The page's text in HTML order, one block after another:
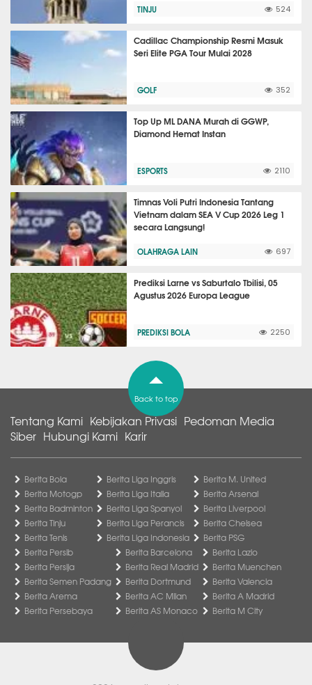
TINJU 524
Cadillac Championship Resmi Masuk
Seri Elite PGA Tour Mulai 2028
GOLF 352
Top Up ML DANA Murah di GGWP,
Diamond Hemat Instan
ESPORTS 2110
Timnas Voli Putri Indonesia Tantang
Vietnam dalam SEA V Cup 2026 Leg 1
secara Langsung!
OLAHRAGA LAIN 697
Prediksi Larne vs Saburtalo Tbilisi, 05
Agustus 2026 Europa League
PREDIKSI BOLA 2250
Back to top
Tentang Kami Kebijakan Privasi Pedoman Media
Siber Hubungi Kami Karir
Berita Bola
Berita Motogp
Berita Badminton
Berita Tinju
Berita Tenis
Berita Liga Inggris
Berita Liga Italia
Berita Liga Spanyol
Berita Liga Perancis
Berita Liga Indonesia
Berita M. United
Berita Arsenal
Berita Liverpool
Berita Chelsea
Berita PSG
Berita Persib
Berita Persija
Berita Semen Padang
Berita Arema
Berita Persebaya
Berita Barcelona
Berita Real Madrid
Berita Dortmund
Berita AC Milan
Berita AS Monaco
Berita Lazio
Berita Muenchen
Berita Valencia
Berita A Madrid
Berita M City